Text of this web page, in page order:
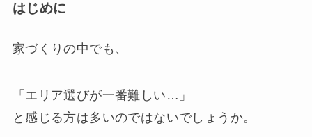
はじめに
家づくりの中でも、
「エリア選びが一番難しい…」
と感じる方は多いのではないでしょうか。